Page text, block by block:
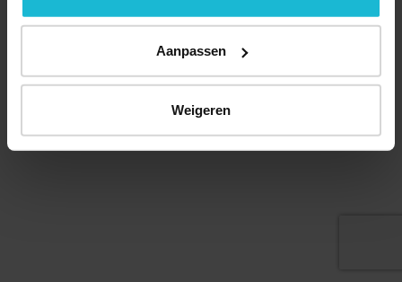
Aanpassen
Weigeren
© 2026 Stichting Forten Nederland
Doneer nu Disclaimer